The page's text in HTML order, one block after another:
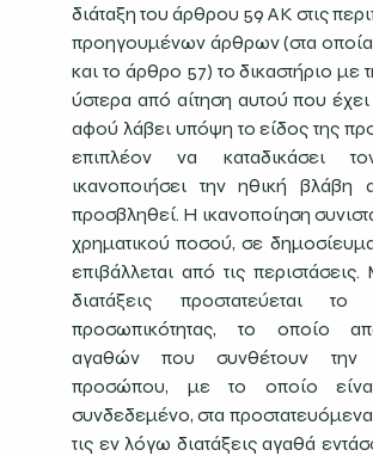
διάταξη του άρθρου 59 ΑΚ στις
προηγουμένων άρθρων (στα οποία
και το άρθρο 57) το δικαστήριο με
ύστερα από αίτηση αυτού που
αφού λάβει υπόψη το είδος της
επιπλέον να καταδικάσει
ικανοποιήσει την ηθική βλάβη
προσβληθεί. Η ικανοποίηση
χρηματικού ποσού, σε
επιβάλλεται από τις
διατάξεις προστατεύεται
προσωπικότητας, το οποίο
αγαθών που συνθέτουν την
προσώπου, με το οποίο
συνδεδεμένο, στα
τις εν λόγω διατάξεις αγαθά